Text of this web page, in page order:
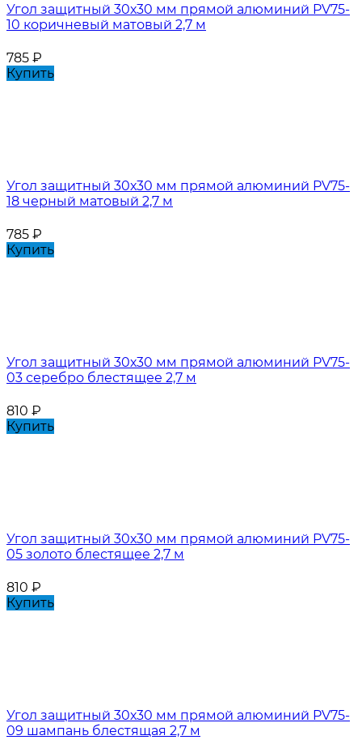
Угол защитный 30х30 мм прямой алюминий PV75-
10 коричневый матовый 2,7 м
785 ₽
Купить
Угол защитный 30х30 мм прямой алюминий PV75-
18 черный матовый 2,7 м
785 ₽
Купить
Угол защитный 30х30 мм прямой алюминий PV75-
03 серебро блестящее 2,7 м
810 ₽
Купить
Угол защитный 30х30 мм прямой алюминий PV75-
05 золото блестящее 2,7 м
810 ₽
Купить
Угол защитный 30х30 мм прямой алюминий PV75-
09 шампань блестящая 2,7 м